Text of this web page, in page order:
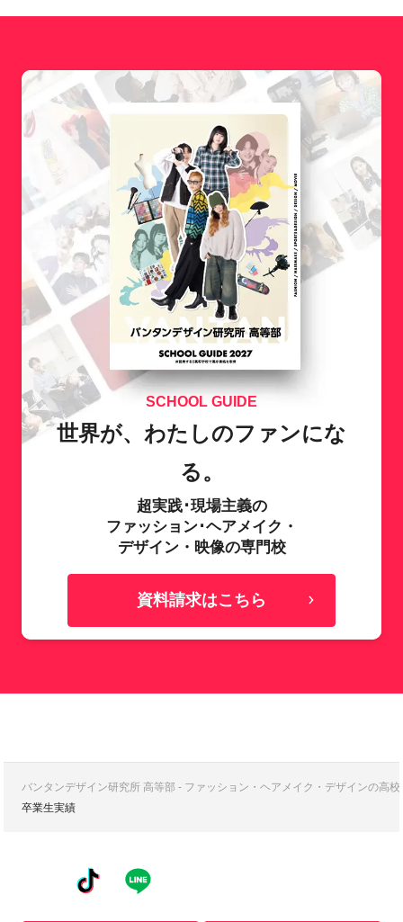
SCHOOL GUIDE
世界が、わたしのファンにな
る。
超実践･現場主義の
ファッション･ヘアメイク・
デザイン・映像の専門校
資料請求はこちら
バンタンデザイン研究所 高等部 - ファッション・ヘアメイク・デザインの高
卒業生実績